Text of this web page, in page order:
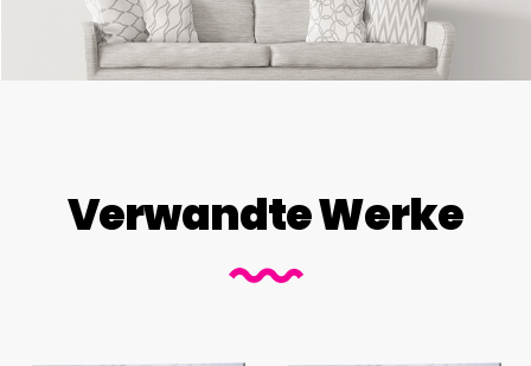
Verwandte Werke